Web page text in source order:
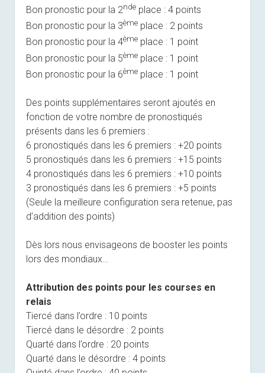
Bon pronostic pour la 2ndeplace : 4 points
Bon pronostic pour la 3èmeplace : 2 points
Bon pronostic pour la 4èmeplace : 1 point
Bon pronostic pour la 5èmeplace : 1 point
Bon pronostic pour la 6èmeplace : 1 point
Des points supplémentaires seront ajoutés en
fonction de votre nombre de pronostiqués
présents dans les 6 premiers :
6 pronostiqués dans les 6 premiers : +20 points
5 pronostiqués dans les 6 premiers : +15 points
4 pronostiqués dans les 6 premiers : +10 points
3 pronostiqués dans les 6 premiers : +5 points
(Seule la meilleure configuration sera retenue, pas
d’addition des points)
Dès lors nous envisageons de booster les points
lors des mondiaux…
Attribution des points pour les courses en
relais
Tiercé dans l’ordre : 10 points
Tiercé dans le désordre : 2 points
Quarté dans l’ordre : 20 points
Quarté dans le désordre : 4 points